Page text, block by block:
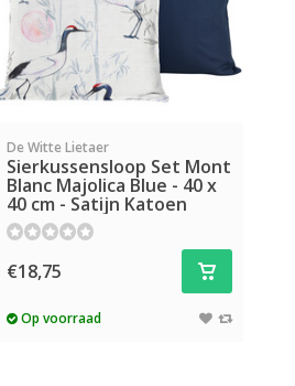
De Witte Lietaer
Sierkussensloop Set Mont
Blanc Majolica Blue - 40 x
40 cm - Satijn Katoen
€18,75
Op voorraad